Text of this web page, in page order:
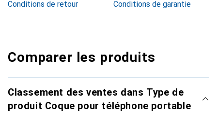
Conditions de retour
Conditions de garantie
Comparer les produits
Classement des ventes dans Type de
produit Coque pour téléphone portable